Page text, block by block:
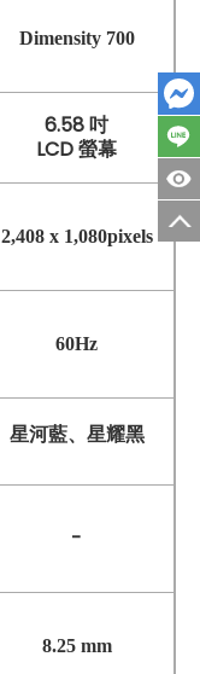
Dimensity 700
6.58 吋
LCD 螢幕
2,408 x 1,080pixels
60Hz
星河藍、 星耀黑
-
8.25 mm